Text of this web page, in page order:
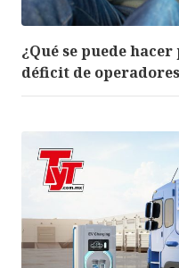
¿Qué se puede
déficit de